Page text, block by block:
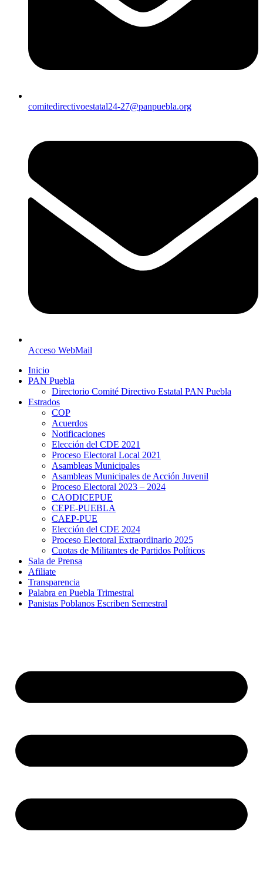
comitedirectivoestatal24-27@panpuebla.org
Acceso WebMail
Inicio
PAN Puebla
Directorio Comité Directivo Estatal PAN Puebla
Estrados
COP
Acuerdos
Notificaciones
Elección del CDE 2021
Proceso Electoral Local 2021
Asambleas Municipales
Asambleas Municipales de Acción Juvenil
Proceso Electoral 2023 – 2024
CAODICEPUE
CEPE-PUEBLA
CAEP-PUE
Elección del CDE 2024
Proceso Electoral Extraordinario 2025
Cuotas de Militantes de Partidos Políticos
Sala de Prensa
Afiliate
Transparencia
Palabra en Puebla Trimestral
Panistas Poblanos Escriben Semestral